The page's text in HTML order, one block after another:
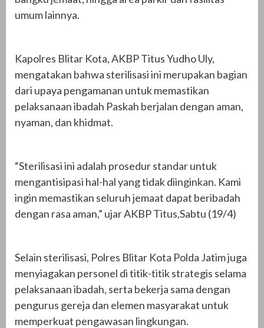
umum lainnya.
Kapolres Blitar Kota, AKBP Titus Yudho Uly,
mengatakan bahwa sterilisasi ini merupakan bagian
dari upaya pengamanan untuk memastikan
pelaksanaan ibadah Paskah berjalan dengan aman,
nyaman, dan khidmat.
“Sterilisasi ini adalah prosedur standar untuk
mengantisipasi hal-hal yang tidak diinginkan. Kami
ingin memastikan seluruh jemaat dapat beribadah
dengan rasa aman,” ujar AKBP Titus,Sabtu (19/4)
Selain sterilisasi, Polres Blitar Kota Polda Jatim juga
menyiagakan personel di titik-titik strategis selama
pelaksanaan ibadah, serta bekerja sama dengan
pengurus gereja dan elemen masyarakat untuk
memperkuat pengawasan lingkungan.